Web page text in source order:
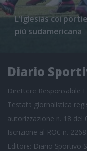
L'Iglesias coi
più sudamericana
Diario
Direttore Responsabile
Testata giornalistica
autorizzazione n. 18 del
Iscrizione al ROC n.
Editore: Diario Sportivo